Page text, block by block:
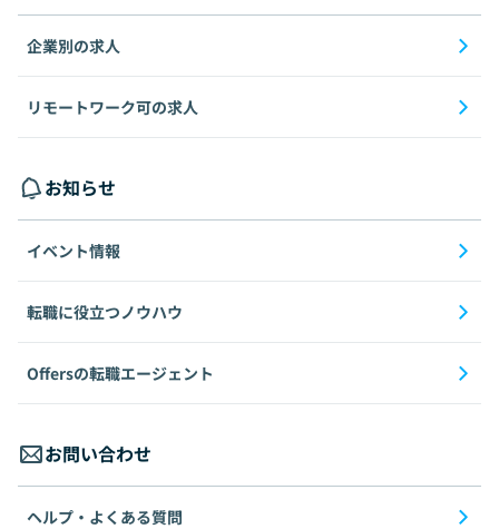
企業別の求人
リモートワーク可の求人
お知らせ
イベント情報
転職に役立つノウハウ
Offersの転職エージェント
お問い合わせ
ヘルプ・よくある質問